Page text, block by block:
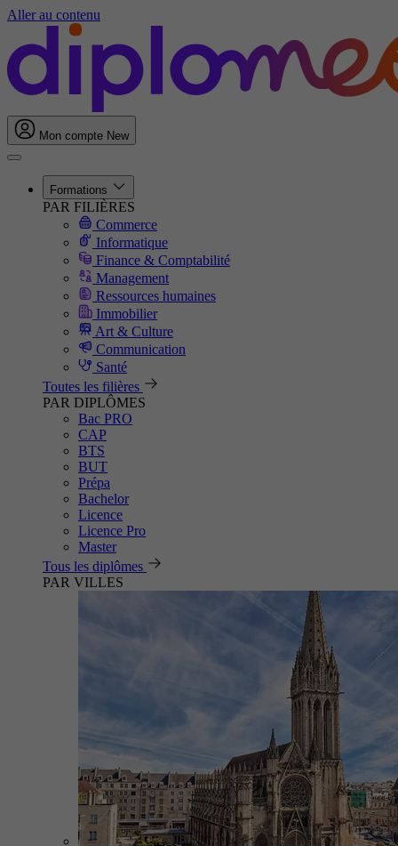
Aller au contenu
Mon compte New
Formations
PAR FILIÈRES
Commerce
Informatique
Finance & Comptabilité
Management
Ressources humaines
Immobilier
Art & Culture
Communication
Santé
Toutes les filières
PAR DIPLÔMES
Bac PRO
CAP
BTS
BUT
Prépa
Bachelor
Licence
Licence Pro
Master
Tous les diplômes
PAR VILLES